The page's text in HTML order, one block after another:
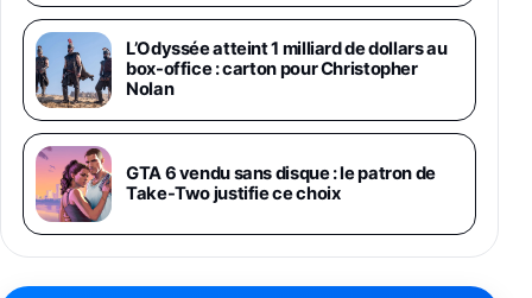
Philips SHK2000BL - Casque Enfant - Bleu &
Répartiteur Audio 5 Casques, Blanc
24,94€29,96€Fnac (Vendeur Tiers)
Asus RT-AC59U Routeur sans Fil Double
Bande Gigabit (Serveur et Client VPN, Triple
Vlan, Mode Point d'accès et Bridge, contrôle
Parental, Qos)
39,72€50,42€Amazon
Panasonic KX-TG6822 Téléphones Sans fil
L’Odyssée atteint 1 milliard de dollars au
box-office : carton pour Christopher
Nolan
GTA 6 vendu sans disque : le patron de
Take-Two justifie ce choix